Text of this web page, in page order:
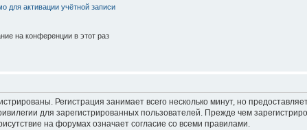
для активации учётной записи
на конференции в этот раз
Регистрация занимает всего несколько минут, но
для зарегистрированных пользователей. Прежде чем
на форумах означает согласие со всеми правилами.